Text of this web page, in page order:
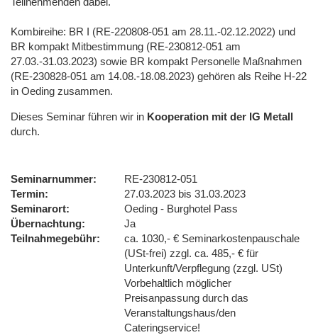
Kombireihe: BR I (RE-220808-051 am 28.11.-02.12.2022) und
BR kompakt Mitbestimmung (RE-230812-051 am
27.03.-31.03.2023) sowie BR kompakt Personelle Maßnahmen
(RE-230828-051 am 14.08.-18.08.2023) gehören als Reihe H-22
in Oeding zusammen.
Dieses Seminar führen wir in Kooperation mit der IG Metall
durch.
Seminarnummer
RE-230812-051
Termin
27.03.2023 bis 31.03.2023
Seminarort
Oeding - Burghotel Pass
Übernachtung
Ja
Teilnahmegebühr
ca. 1030,- € Seminarkostenpauschale
(USt-frei) zzgl. ca. 485,- € für
Unterkunft/Verpflegung (zzgl. USt)
Vorbehaltlich möglicher
Preisanpassung durch das
Veranstaltungshaus/den
Cateringservice!